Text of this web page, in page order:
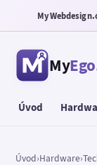
MyEgo
Úvod
Úvod›Hardware›